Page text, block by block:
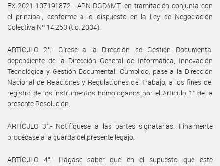
EX-2021-107191872- -APN-DGD#MT, en tramitación conjunta con
el principal, conforme a lo dispuesto en la Ley de Negociación
Colectiva Nº 14.250 (t.o. 2004).
ARTÍCULO 2°.- Gírese a la Dirección de Gestión Documental
dependiente de la Dirección General de Informática, Innovación
Tecnológica y Gestión Documental. Cumplido, pase a la Dirección
Nacional de Relaciones y Regulaciones del Trabajo, a los fines del
registro de los instrumentos homologados por el Artículo 1° de la
presente Resolución.
ARTÍCULO 3°.- Notifíquese a las partes signatarias. Finalmente
procédase a la guarda del presente legajo.
ARTÍCULO 4°.- Hágase saber que en el supuesto que este